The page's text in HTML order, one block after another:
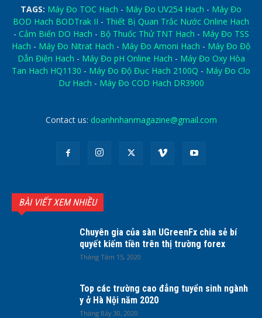
TAGS: Máy Đo TOC Hach - Máy Đo UV254 Hach - Máy Đo
BOD Hach BODTrak II - Thiết Bị Quan Trắc Nước Online Hach
- Cảm Biến DO Hach - Bộ Thuốc Thử TNT Hach - Máy Đo TSS
Hach - Máy Đo Nitrat Hach - Máy Đo Amoni Hach - Máy Đo Độ
Dẫn Điện Hach - Máy Đo pH Online Hach - Máy Đo Oxy Hòa
Tan Hach HQ1130 - Máy Đo Độ Đục Hach 2100Q - Máy Đo Clo
Dư Hach - Máy Đo COD Hach DR3900
Contact us: doanhnhanmagazine@gmail.com
BÀI VIẾT XEM NHIỀU
Chuyên gia của sàn UGreenFx chia sẻ bí
quyết kiếm tiền trên thị trường forex
Tháng Tám 15, 2020
Top các trường cao đẳng tuyển sinh ngành
y ở Hà Nội năm 2020
Tháng Bảy 30, 2020